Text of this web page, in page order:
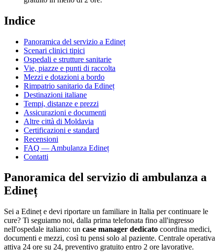
Indice
Panoramica del servizio a Edineț
Scenari clinici tipici
Ospedali e strutture sanitarie
Vie, piazze e punti di raccolta
Mezzi e dotazioni a bordo
Rimpatrio sanitario da Edineț
Destinazioni italiane
Tempi, distanze e prezzi
Assicurazioni e documenti
Altre città di Moldavia
Certificazioni e standard
Recensioni
FAQ — Ambulanza Edineț
Contatti
Panoramica del servizio di ambulanza a
Edineț
Sei a Edineț e devi riportare un familiare in Italia per continuare le
cure? Ti seguiamo noi, dalla prima telefonata fino all'ingresso
nell'ospedale italiano: un case manager dedicato coordina medici,
documenti e mezzi, così tu pensi solo al paziente. Centrale operativa
attiva 24 ore su 24, preventivo gratuito entro 2 ore lavorative.